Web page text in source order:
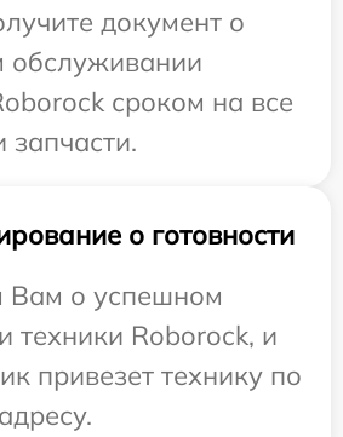
документ о
обслуживании
сроком на все
запчасти.
о готовности
о успешном
техники Roborock, и
привезет технику по